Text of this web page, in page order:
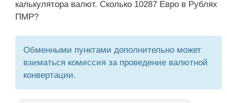
калькулятора валют. Сколько 10287 Евро в Рублях
ПМР?
Обменными пунктами дополнительно может
взиматься комиссия за проведение валютной
конвертации.